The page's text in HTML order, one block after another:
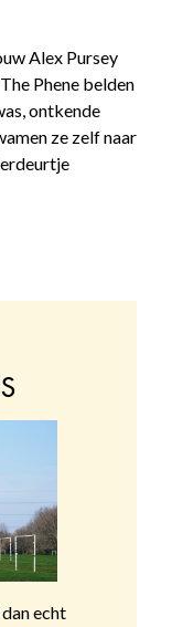
Alex Pursey
Phene belden
ontkende
ze zelf naar
echt